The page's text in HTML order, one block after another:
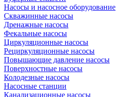
Насосы и насосное оборудование
Скважинные насосы
Дренажные насосы
Фекальные насосы
Циркуляционные насосы
Рециркуляционные насосы
Повышающие давление насосы
Поверхностные насосы
Колодезные насосы
Насосные станции
Канализационные насосы